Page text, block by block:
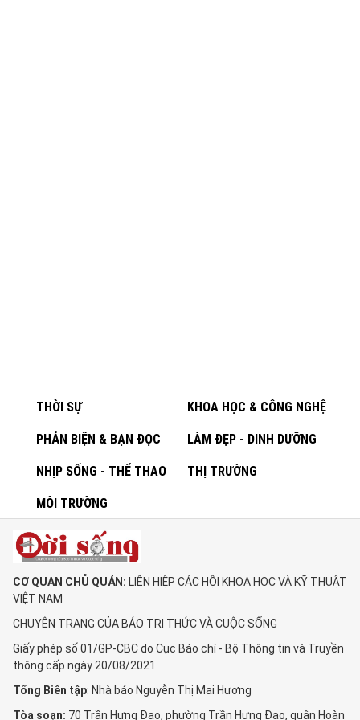
THỜI SỰ KHOA HỌC & CÔNG NGHỆ
PHẢN BIỆN & BẠN ĐỌC LÀM ĐẸP - DINH DƯỠNG
NHỊP SỐNG - THỂ THAO THỊ TRƯỜNG
MÔI TRƯỜNG
CƠ QUAN CHỦ QUẢN: LIÊN HIỆP CÁC HỘI KHOA HỌC VÀ KỸ THUẬT
VIỆT NAM
CHUYÊN TRANG CỦA BÁO TRI THỨC VÀ CUỘC SỐNG
Giấy phép số 01/GP-CBC do Cục Báo chí - Bộ Thông tin và Truyền
thông cấp ngày 20/08/2021
Tổng Biên tập: Nhà báo Nguyễn Thị Mai Hương
Tòa soạn: 70 Trần Hưng Đạo, phường Trần Hưng Đạo, quận Hoàn